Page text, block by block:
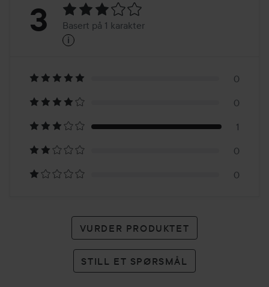
Vurdering:
Basert
på
1
karakter
3 Basert på 1 karakter
i
0
0
1
0
0
VURDER PRODUKTET
STILL ET SPØRSMÅL